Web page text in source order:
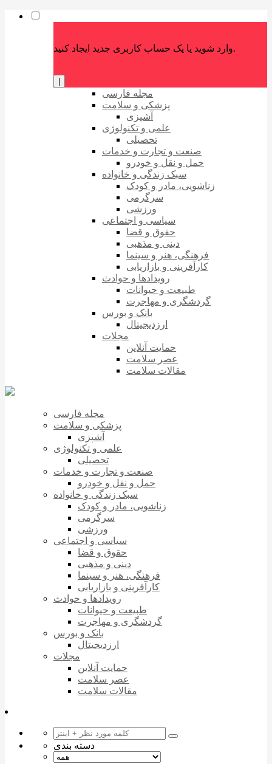
وارد شوید یا یک حساب کاربری جدید ایجاد کنید.
مجله فارسی
پزشکی و سلامت
آشپزی
علمی و تکنولوژی
تحصیلی
صنعت و تجارت و خدمات
حمل و نقل و خودرو
سبک زندگی و خانواده
زناشویی، مادر و کودک
سرگرمی
ورزشی
سیاسی و اجتماعی
حقوق و قضا
دینی و مذهبی
فرهنگی، هنر و سینما
کارآفرینی و بازاریابی
رویدادها و حوادث
طبیعت و حیوانات
گردشگری و مهاجرت
بانک و بورس
ارزدیجیتال
مجلات
حمایت آنلاین
عصر سلامت
مقالات سلامت
مجله فارسی
پزشکی و سلامت
آشپزی
علمی و تکنولوژی
تحصیلی
صنعت و تجارت و خدمات
حمل و نقل و خودرو
سبک زندگی و خانواده
زناشویی، مادر و کودک
سرگرمی
ورزشی
سیاسی و اجتماعی
حقوق و قضا
دینی و مذهبی
فرهنگی، هنر و سینما
کارآفرینی و بازاریابی
رویدادها و حوادث
طبیعت و حیوانات
گردشگری و مهاجرت
بانک و بورس
ارزدیجیتال
مجلات
حمایت آنلاین
عصر سلامت
مقالات سلامت
دسته بندی